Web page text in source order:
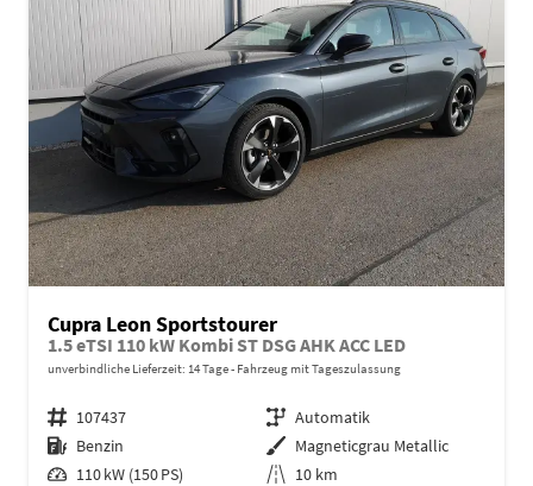
Cupra Leon Sportstourer
1.5 eTSI 110 kW Kombi ST DSG AHK ACC LED
unverbindliche Lieferzeit: 14 Tage Fahrzeug mit Tageszulassung
Fahrzeugnr. 107437 Getriebe Automatik
Kraftstoff Benzin Außenfarbe Magneticgrau Metallic
Leistung 110 kW (150 PS) Kilometerstand 10 km